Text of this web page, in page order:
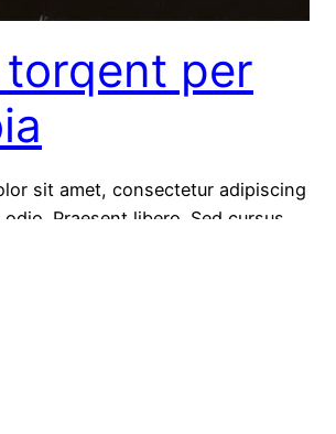
per
sit amet, consectetur adipiscing
Praesent libero. Sed cursus